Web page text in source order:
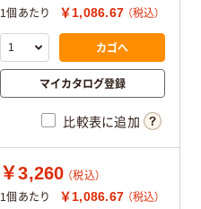
1個あたり
￥1,086.67 （税込）
カゴへ
マイカタログ登録
比較表に追加
￥3,260 （税込）
1個あたり
￥1,086.67 （税込）